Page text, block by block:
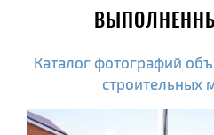
Каталог фотографий
строительных